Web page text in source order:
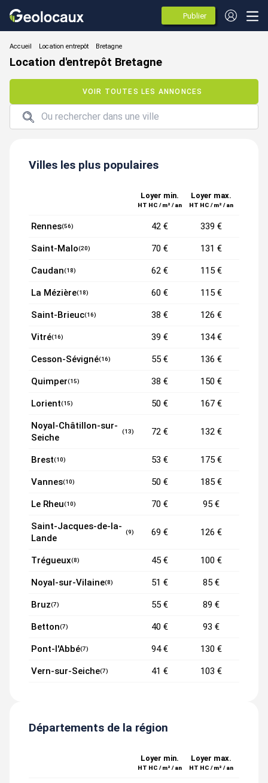
Publier
des
annonces
Location entrepôt
Location d'entrepôt Bretagne
VOIR TOUTES LES ANNONCES
Villes les plus populaires
Loyer min.
HT HC / m² / an
Loyer max.
HT HC / m² / an
Rennes(56) 42 € 339 €
Saint-Malo(20) 70 € 131 €
Caudan(18) 62 € 115 €
La Mézière(18) 60 € 115 €
Saint-Brieuc(16) 38 € 126 €
Vitré(16) 39 € 134 €
Cesson-Sévigné(16) 55 € 136 €
Quimper(15) 38 € 150 €
Lorient(15) 50 € 167 €
Noyal-Châtillon-sur-
Seiche
(13) 72 € 132 €
Brest(10) 53 € 175 €
Vannes(10) 50 € 185 €
Le Rheu(10) 70 € 95 €
Saint-Jacques-de-la-
Lande
(9) 69 € 126 €
Trégueux(8) 45 € 100 €
Noyal-sur-Vilaine(8) 51 € 85 €
Bruz(7) 55 € 89 €
Betton(7) 40 € 93 €
Pont-l'Abbé(7) 94 € 130 €
Vern-sur-Seiche(7) 41 € 103 €
Départements de la région
Loyer min.
HT HC / m² / an
Loyer max.
HT HC / m² / an